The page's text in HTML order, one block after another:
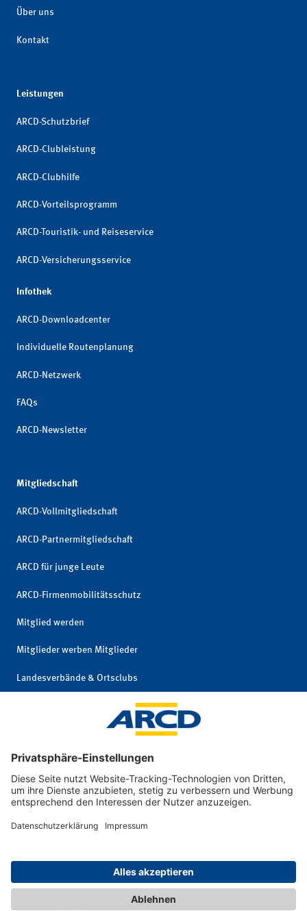
Über uns
Kontakt
Leistungen
ARCD-Schutzbrief
ARCD-Clubleistung
ARCD-Clubhilfe
ARCD-Vorteilsprogramm
ARCD-Touristik- und Reiseservice
ARCD-Versicherungsservice
Infothek
ARCD-Downloadcenter
Individuelle Routenplanung
ARCD-Netzwerk
FAQs
ARCD-Newsletter
Mitgliedschaft
ARCD-Vollmitgliedschaft
ARCD-Partnermitgliedschaft
ARCD für junge Leute
ARCD-Firmenmobilitätsschutz
Mitglied werden
Mitglieder werben Mitglieder
Landesverbände & Ortsclubs
Privatsphäre und
und Reiseclub